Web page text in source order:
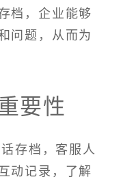
档，企业能够
问题，从而为
要性
存档，客服人
动记录，了解